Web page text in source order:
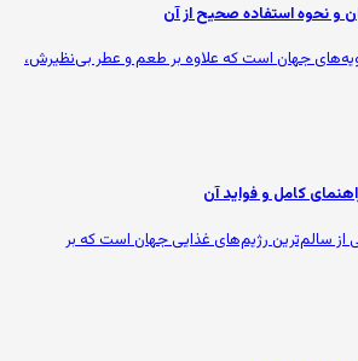
و نحوه استفاده صحیح از آن
جهان است که علاوه بر طعم و عطر بی‌نظیرش،
کامل و فواید آن
از سالم‌ترین رژیم‌های غذایی جهان است که بر